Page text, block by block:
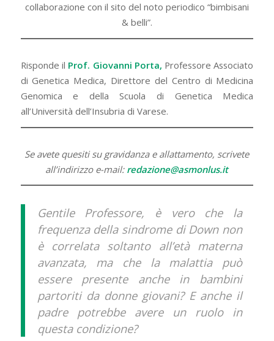
collaborazione con il sito del noto periodico “bimbisani
& belli”.
Risponde il Prof. Giovanni Porta, Professore Associato
di Genetica Medica, Direttore del Centro di Medicina
Genomica e della Scuola di Genetica Medica
all’Università dell’Insubria di Varese.
Se avete quesiti su gravidanza e allattamento, scrivete
all’indirizzo e-mail: redazione@asmonlus.it
Gentile Professore, è vero che la
frequenza della sindrome di Down non
è correlata soltanto all’età materna
avanzata, ma che la malattia può
essere presente anche in bambini
partoriti da donne giovani? E anche il
padre potrebbe avere un ruolo in
questa condizione?